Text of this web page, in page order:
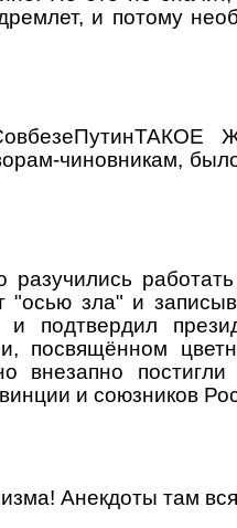
и потому
чиновникам,
"осью зла" и
и подтвердил
посвящённом
внезапно
и союзников
Анекдоты там